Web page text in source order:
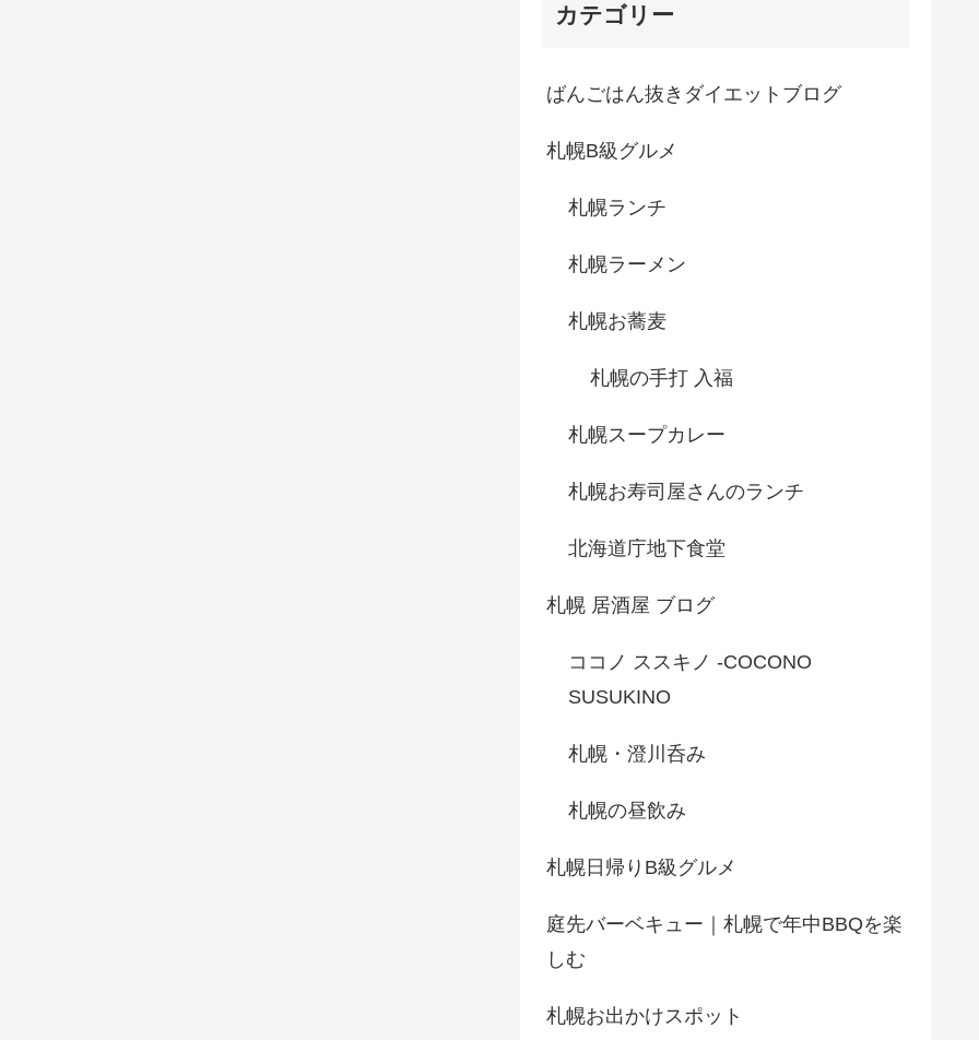
カテゴリー
ばんごはん抜きダイエットブログ
札幌B級グルメ
札幌ランチ
札幌ラーメン
札幌お蕎麦
札幌の手打 入福
札幌スープカレー
札幌お寿司屋さんのランチ
北海道庁地下食堂
札幌 居酒屋 ブログ
ココノ ススキノ -COCONO
SUSUKINO
札幌・澄川呑み
札幌の昼飲み
札幌日帰りB級グルメ
庭先バーベキュー｜札幌で年中BBQを楽
しむ
札幌お出かけスポット